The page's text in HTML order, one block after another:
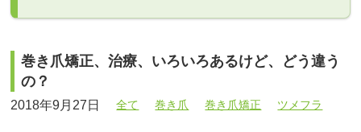
巻き爪矯正、治療、いろいろあるけど、どう違う
の？
2018年9月27日 全て 巻き爪 巻き爪矯正 ツメフラ